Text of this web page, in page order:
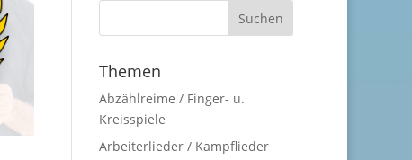
Themen
Abzählreime / Finger- u.
Kreisspiele
Arbeiterlieder / Kampflieder